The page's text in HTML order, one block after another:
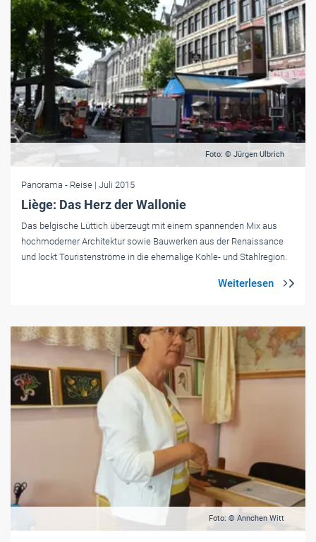
Foto: © Jürgen Ulbrich
Panorama - Reise | Juli 2015
Liège: Das Herz der Wallonie
Das belgische Lüttich überzeugt mit einem spannenden Mix aus
hochmoderner Architektur sowie Bauwerken aus der Renaissance
und lockt Touristenströme in die ehemalige Kohle- und Stahlregion.
Foto: © Annchen Witt